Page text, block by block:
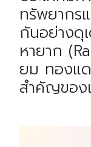
ทรัพยากร
กันอย่างดุ
หายาก
ยม ทองแ
สำคัญของ